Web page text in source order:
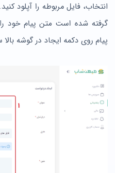
انتخاب، فایل مربوطه را آپلود
گرفته شده است متن پیام خود را
پیام روی دکمه ایجاد در گوشه